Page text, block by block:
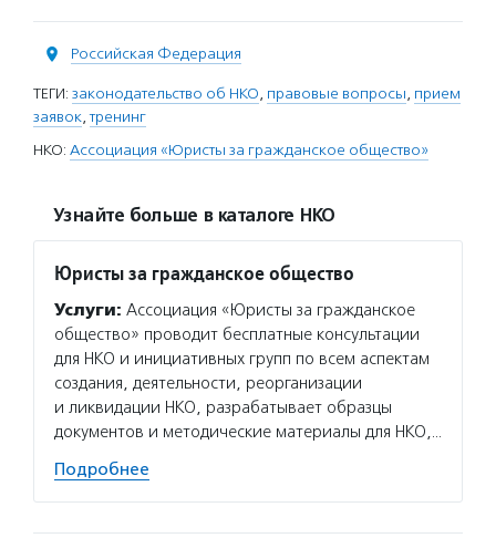
Российская Федерация
ТЕГИ: законодательство об НКО, правовые вопросы, прием
заявок,тренинг
НКО: Ассоциация «Юристы за гражданское общество»
Узнайте больше в каталоге НКО
Юристы за гражданское общество
Услуги: Ассоциация «Юристы за гражданское
общество» проводит бесплатные консультации
для НКО и инициативных групп по всем аспектам
создания, деятельности, реорганизации
и ликвидации НКО, разрабатывает образцы
документов и методические материалы для НКО,…
Подробнее